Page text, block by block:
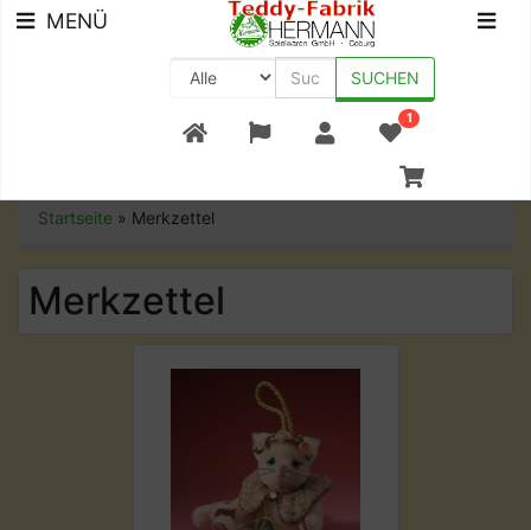
+49 (0) 9561-8590-0
MENÜ
SUCHEN
1
Startseite » Merkzettel
Merkzettel